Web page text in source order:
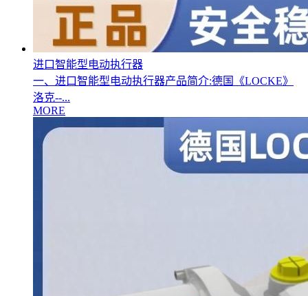
进口智能型电动执行器
一、进口智能型电动执行器产品简介:德国《LOCKE》
洛克--...
MORE